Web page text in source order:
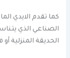
كما تقدم الايدي
الصناعي الذي
الحديقة المنزلية